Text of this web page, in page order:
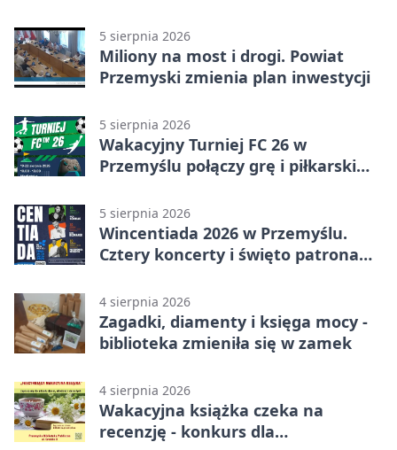
5 sierpnia 2026
Miliony na most i drogi. Powiat
Przemyski zmienia plan inwestycji
5 sierpnia 2026
Wakacyjny Turniej FC 26 w
Przemyślu połączy grę i piłkarski
5 sierpnia 2026
Wincentiada 2026 w Przemyślu.
Cztery koncerty i święto patrona
4 sierpnia 2026
Zagadki, diamenty i księga mocy -
biblioteka zmieniła się w zamek
4 sierpnia 2026
Wakacyjna książka czeka na
recenzję - konkurs dla